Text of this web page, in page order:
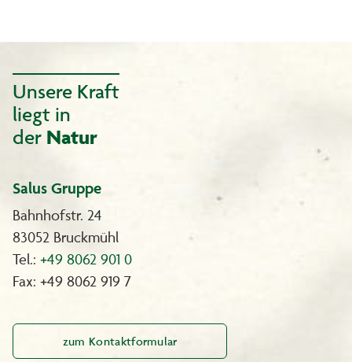
Unsere Kraft
liegt in
der Natur
Salus Gruppe
Bahnhofstr. 24
83052 Bruckmühl
Tel.: +49 8062 901 0
Fax: +49 8062 919 7
zum Kontaktformular